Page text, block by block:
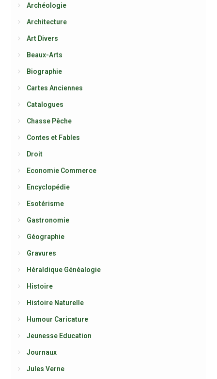
Archéologie
Architecture
Art Divers
Beaux-Arts
Biographie
Cartes Anciennes
Catalogues
Chasse Pêche
Contes et Fables
Droit
Economie Commerce
Encyclopédie
Esotérisme
Gastronomie
Géographie
Gravures
Héraldique Généalogie
Histoire
Histoire Naturelle
Humour Caricature
Jeunesse Education
Journaux
Jules Verne